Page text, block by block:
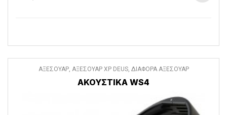
ΑΞΕΣΟΥΑΡ, ΑΞΕΣΟΥΑΡ XP DEUS, ΔΙΑΦΟΡΑ ΑΞΕΣΟΥΑΡ
ΑΚΟΥΣΤΙΚΑ WS4